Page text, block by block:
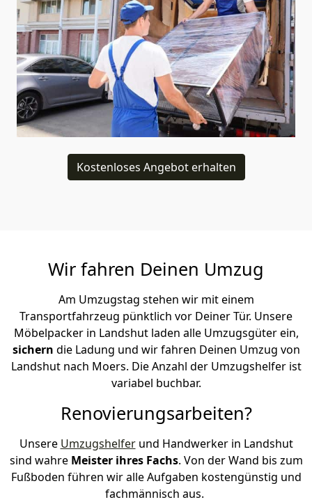
Kostenloses Angebot erhalten
Wir fahren Deinen Umzug
Am Umzugstag stehen wir mit einem
Transportfahrzeug pünktlich vor Deiner Tür. Unsere
Möbelpacker in Landshut laden alle Umzugsgüter ein,
sichern die Ladung und wir fahren Deinen Umzug von
Landshut nach Moers. Die Anzahl der Umzugshelfer ist
variabel buchbar.
Renovierungsarbeiten?
Unsere Umzugshelferund Handwerker in Landshut
sind wahre Meister ihres Fachs. Von der Wand bis zum
Fußboden führen wir alle Aufgaben kostengünstig und
fachmännisch aus.